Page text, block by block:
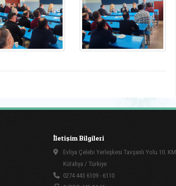
İletişim Bilgileri
Evliya Çelebi Yerleşkesi Tavşanlı Yolu 10. KM
Kütahya / Türkiye
0274 443 6109 - 6110